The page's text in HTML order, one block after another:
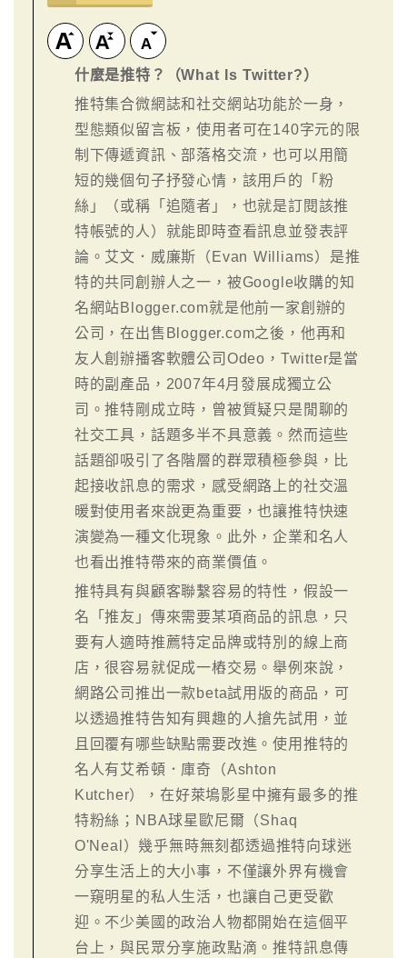
什麼是推特？（What Is Twitter?）
推特集合微網誌和社交網站功能於一身，
型態類似留言板，使用者可在140字元的限
制下傳遞資訊、部落格交流，也可以用簡
短的幾個句子抒發心情，該用戶的「粉
絲」（或稱「追隨者」，也就是訂閱該推
特帳號的人）就能即時查看訊息並發表評
論。艾文．威廉斯（Evan Williams）是推
特的共同創辦人之一，被Google收購的知
名網站Blogger.com就是他前一家創辦的
公司，在出售Blogger.com之後，他再和
友人創辦播客軟體公司Odeo，Twitter是當
時的副產品，2007年4月發展成獨立公
司。推特剛成立時，曾被質疑只是閒聊的
社交工具，話題多半不具意義。然而這些
話題卻吸引了各階層的群眾積極參與，比
起接收訊息的需求，感受網路上的社交溫
暖對使用者來說更為重要，也讓推特快速
演變為一種文化現象。此外，企業和名人
也看出推特帶來的商業價值。
推特具有與顧客聯繫容易的特性，假設一
名「推友」傳來需要某項商品的訊息，只
要有人適時推薦特定品牌或特別的線上商
店，很容易就促成一樁交易。舉例來說，
網路公司推出一款beta試用版的商品，可
以透過推特告知有興趣的人搶先試用，並
且回覆有哪些缺點需要改進。使用推特的
名人有艾希頓．庫奇（Ashton
Kutcher），在好萊塢影星中擁有最多的推
特粉絲；NBA球星歐尼爾（Shaq
O'Neal）幾乎無時無刻都透過推特向球迷
分享生活上的大小事，不僅讓外界有機會
一窺明星的私人生活，也讓自己更受歡
迎。不少美國的政治人物都開始在這個平
台上，與民眾分享施政點滴。推特訊息傳